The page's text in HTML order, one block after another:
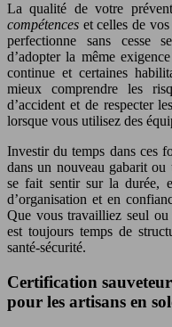
La qualité de votre
compétences et celles de
perfectionne sans cesse
d’adopter la même
continue et certaines
mieux comprendre les
d’accident et de respecter
lorsque vous utilisez des
Investir du temps dans ces
dans un nouveau gabarit
se fait sentir sur la durée,
d’organisation et en
Que vous travailliez seul
est toujours temps de
santé-sécurité.
Certification
pour les artisans en